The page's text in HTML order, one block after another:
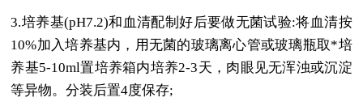
3.培养基(pH7.2)和血清配制好后要做无菌试验:将血清按
10%加入培养基内，用无菌的玻璃离心管或玻璃瓶取*培
养基5-10ml置培养箱内培养2-3天，肉眼见无浑浊或沉淀
等异物。分装后置4度保存;